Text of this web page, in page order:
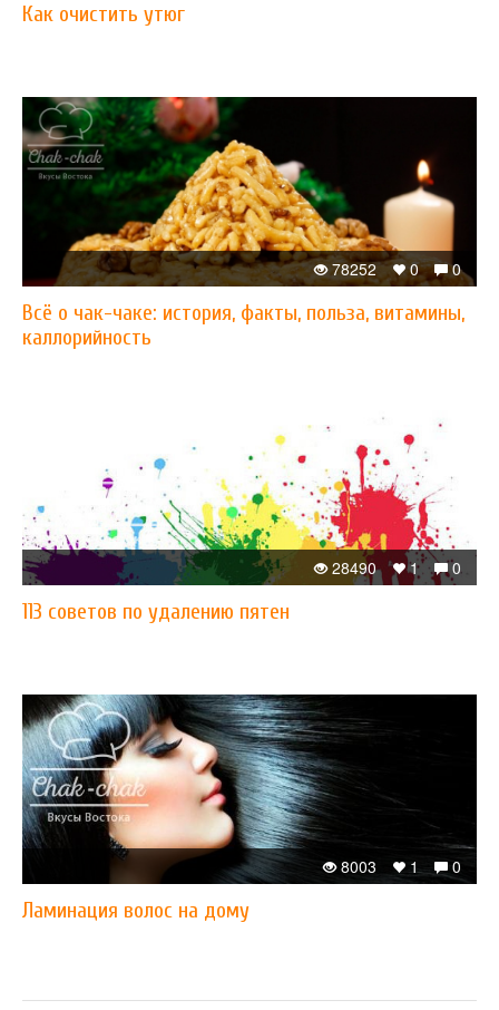
Как очистить утюг
0
0
78252
Всё о чак-чаке: история, факты, польза, витамины,
каллорийность
0
1
28490
113 советов по удалению пятен
0
1
8003
Ламинация волос на дому